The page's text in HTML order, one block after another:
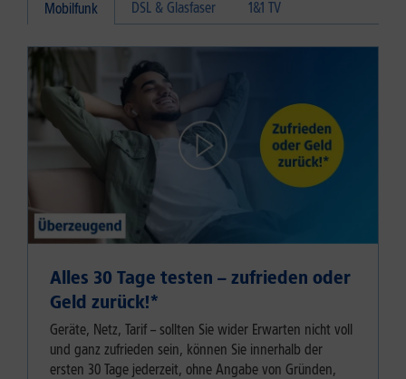
Mobilfunk DSL & Glasfaser 1&1 TV
Alles 30 Tage testen – zufrieden oder
Geld zurück!⁠*
Geräte, Netz, Tarif – sollten Sie wider Erwarten nicht voll
und ganz zufrieden sein, können Sie innerhalb der
ersten 30 Tage jederzeit, ohne Angabe von Gründen,